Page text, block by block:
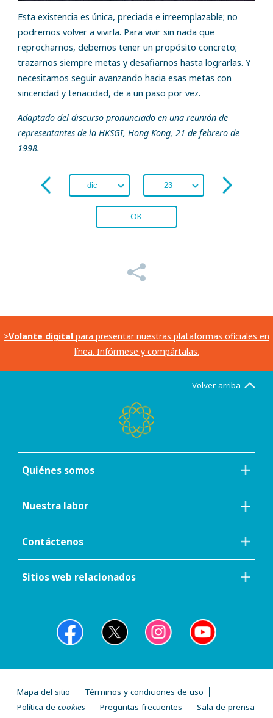
Esta existencia es única, preciada e irreemplazable; no
podremos volver a vivirla. Para vivir sin nada que
reprocharnos, debemos tener un propósito concreto;
trazarnos siempre metas y desafiarnos hasta lograrlas. Y
necesitamos seguir avanzando hacia esas metas con
sinceridad y tenacidad, de a un paso por vez.
Adaptado del discurso pronunciado en una reunión de
representantes de la HKSGI, Hong Kong, 21 de febrero de
1998.
OK
>Volante digital para presentar nuestras plataformas oficiales en
línea. Infórmese y compártalas.
Volver arriba
Quiénes somos
Nuestra labor
Contáctenos
Sitios web relacionados
Mapa del sitio
Términos y condiciones de uso
Política de cookies Preguntas frecuentes Sala de prensa